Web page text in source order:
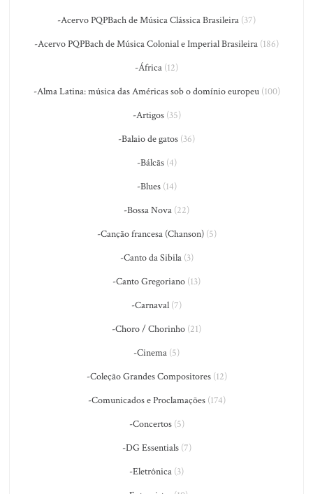
-Acervo PQPBach de Música Clássica Brasileira (37)
-Acervo PQPBach de Música Colonial e Imperial Brasileira (186)
-África (12)
-Alma Latina: música das Américas sob o domínio europeu(100)
-Artigos(35)
-Balaio de gatos (36)
-Bálcãs(4)
-Blues(14)
-Bossa Nova (22)
-Canção francesa (Chanson)(5)
-Canto da Sibila(3)
-Canto Gregoriano (13)
-Carnaval (7)
-Choro / Chorinho (21)
-Cinema (5)
-Coleção Grandes Compositores(12)
-Comunicados e Proclamações(174)
-Concertos(5)
-DG Essentials(7)
-Eletrônica (3)